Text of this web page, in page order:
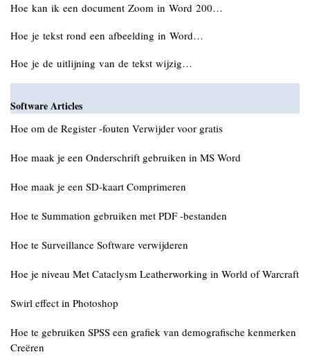
Hoe kan ik een document Zoom in Word 200…
Hoe je tekst rond een afbeelding in Word…
Hoe je de uitlijning van de tekst wijzig…
Software Articles
Hoe om de Register -fouten Verwijder voor gratis
Hoe maak je een Onderschrift gebruiken in MS Word
Hoe maak je een SD-kaart Comprimeren
Hoe te Summation gebruiken met PDF -bestanden
Hoe te Surveillance Software verwijderen
Hoe je niveau Met Cataclysm Leatherworking in World of Warcraft
Swirl effect in Photoshop
Hoe te gebruiken SPSS een grafiek van demografische kenmerken
Creëren